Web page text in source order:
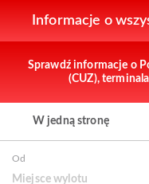
Informacje o
Sprawdź informacje o
(CUZ),
W jedną stronę
Od
Miejsce wylotu